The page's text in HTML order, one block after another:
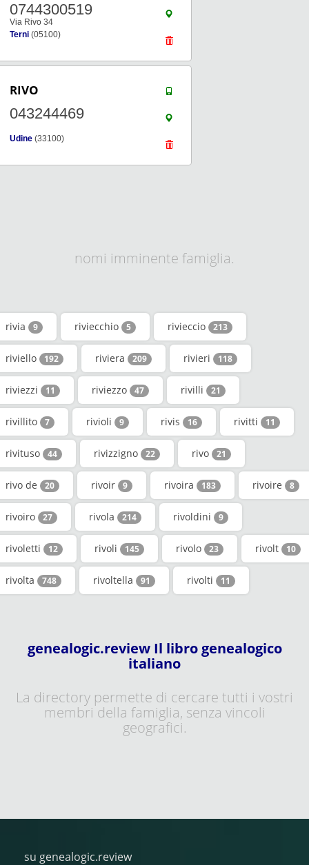
0744300519
Via Rivo 34
Terni (05100)
RIVO
043244469
Udine (33100)
nomi imminente famiglia.
rivia 9 riviecchio 5 rivieccio 213
riviello 192 riviera 209 rivieri 118
riviezzi 11 riviezzo 47 rivilli 21
rivillito 7 rivioli 9 rivis 16 rivitti 11
rivituso 44 rivizzigno 22 rivo 21
rivo de 20 rivoir 9 rivoira 183 rivoire 8
rivoiro 27 rivola 214 rivoldini 9
rivoletti 12 rivoli 145 rivolo 23 rivolt 10
rivolta 748 rivoltella 91 rivolti 11
genealogic.review Il libro genealogico
italiano
La directory permette di cercare tutti i vostri
membri della famiglia, senza vincoli
geografici.
su genealogic.review